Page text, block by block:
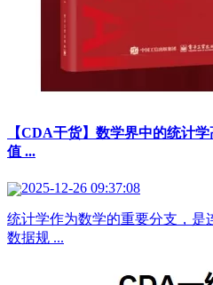
【CDA干货】数学界中的统计
值 ...
2025-12-26 09:37:08
统计学作为数学的重要分支，是
数据规 ...